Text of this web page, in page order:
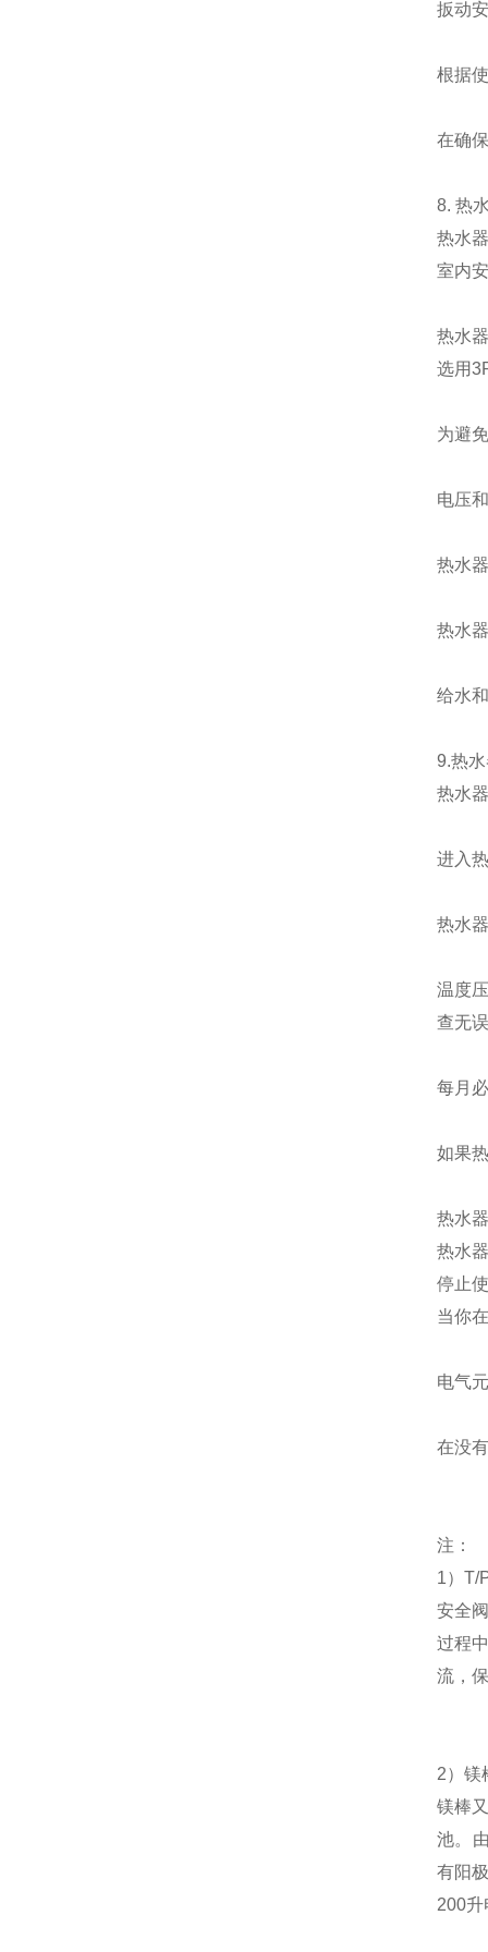
扳动
根据
在确
8. 热
热水
室内
热水
选用
为避
电压
热水
热水
给水
9.热
热水
进入
热水
温度
查无
每月
如果
热水
热水
停止
当你
电气
在没
注：
1）T/
安全
过程
流，
2） 镁
镁棒
池。
有阳
200升